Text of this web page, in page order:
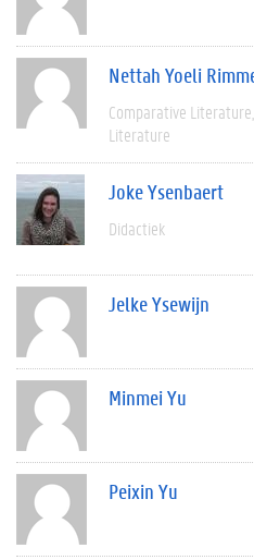
Nettah Yoeli
Comparative Literature
Literature
Joke Ysenbaert
Didactiek
Jelke Ysewijn
Minmei Yu
Peixin Yu